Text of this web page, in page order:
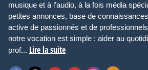
musique et à l’audio, à la fois média
petites annonces, base de
active de passionnés et de
notre vocation est simple : aider au
prof... Lire la suite